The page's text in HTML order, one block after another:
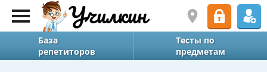
База
репетиторов
Тесты по
предметам